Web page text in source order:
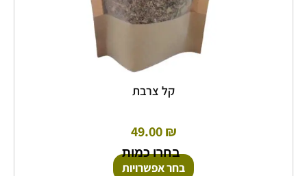
קל צרבת
49.00₪
בחרו כמות
בחר אפשרויות